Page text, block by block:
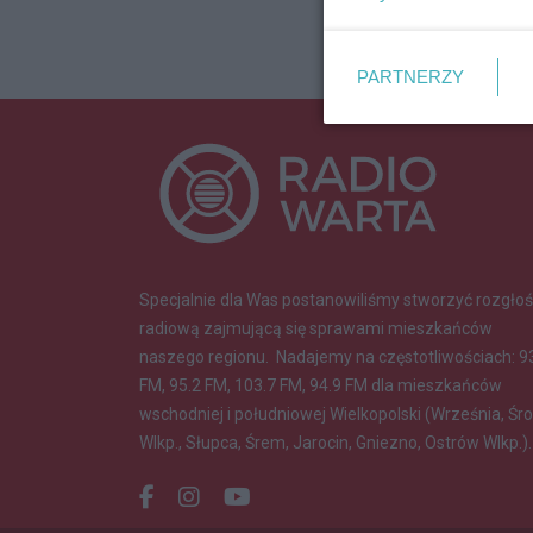
Specjalnie dla Was postanowiliśmy stworzyć
radiową zajmującą się sprawami mieszkańców
naszego regionu.
Nadajemy na częstotliwościach:
FM, 95.2 FM, 103.7 FM, 94.9 FM dla mieszkańców
wschodniej i południowej Wielkopolski (Września,
Wlkp., Słupca, Śrem, Jarocin, Gniezno, Ostrów Wlkp.).
Facebook.com
Instagram.com
Youtube.com
PARTNERZY